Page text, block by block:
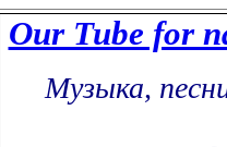
Our Tube for
Музыка,